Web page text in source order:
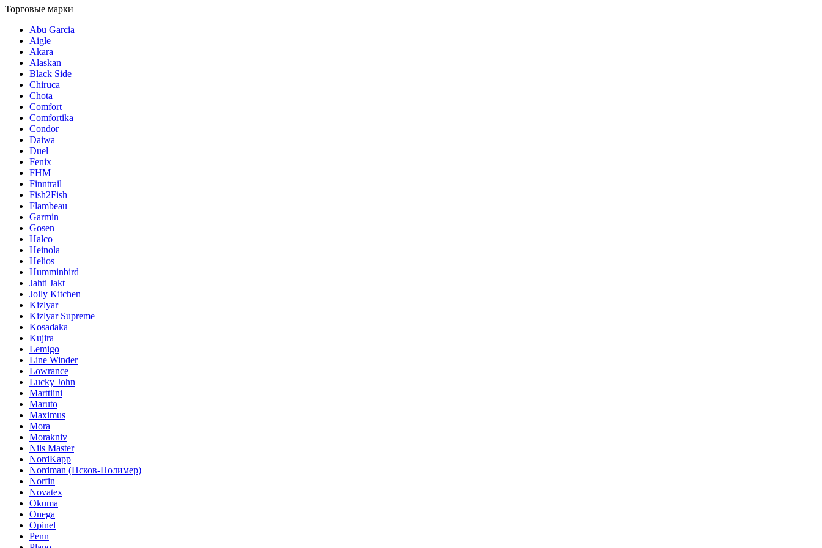
Торговые марки
Abu Garcia
Aigle
Akara
Alaskan
Black Side
Chiruca
Chota
Comfort
Comfortika
Condor
Daiwa
Duel
Fenix
FHM
Finntrail
Fish2Fish
Flambeau
Garmin
Gosen
Halco
Heinola
Helios
Humminbird
Jahti Jakt
Jolly Kitchen
Kizlyar
Kizlyar Supreme
Kosadaka
Kujira
Lemigo
Line Winder
Lowrance
Lucky John
Marttiini
Maruto
Maximus
Mora
Morakniv
Nils Master
NordKapp
Nordman (Псков-Полимер)
Norfin
Novatex
Okuma
Onega
Opinel
Penn